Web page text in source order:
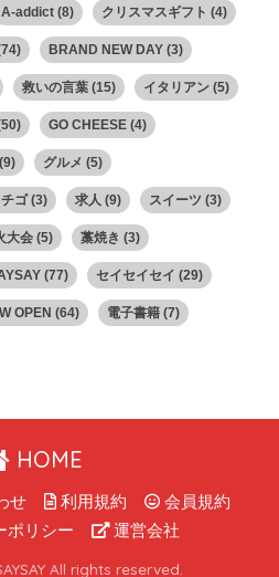
A-addict(8) クリスマスギフト (4)
BRAND NEW DAY(3)
救いの言葉(15) イタリアン(5)
GO CHEESE(4)
グルメ (5)
ゴ(3) 求人 (9) スイーツ (3)
大会(5) 藁焼き (3)
(77) セイセイセイ (29)
OPEN (64) 電子書籍(7)
HOME
せ 利用規約
会員規約
ポリシー
運営会社
All rights reserved.